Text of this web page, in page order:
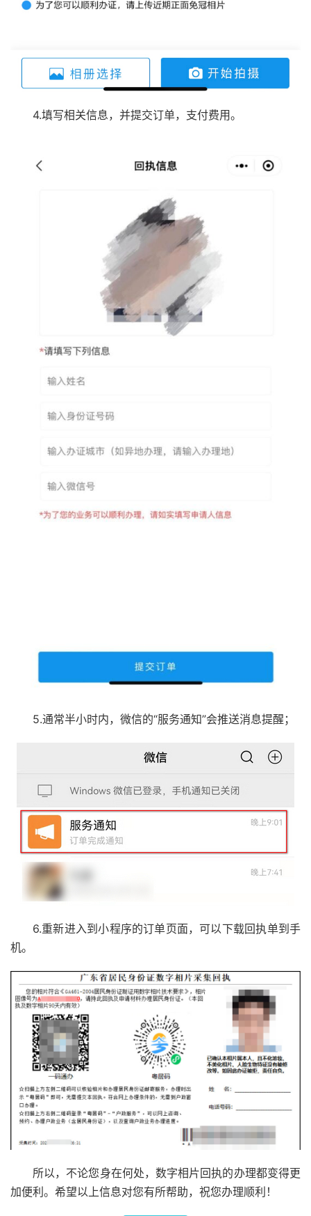
4.填写相关信息，并提交订单，支付费用。
5.通常半小时内，微信的“服务通知”会推送消息提醒；
6.重新进入到小程序的订单页面，可以下载回执单到手
机。
所以，不论您身在何处，数字相片回执的办理都变得更
加便利。希望以上信息对您有所帮助，祝您办理顺利！